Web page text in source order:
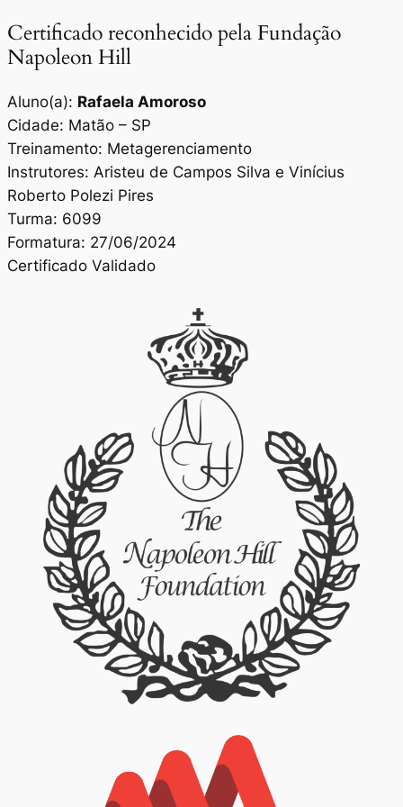
Certificado reconhecido pela Fundação
Napoleon Hill
Aluno(a): Rafaela Amoroso
Cidade: Matão – SP
Treinamento: Metagerenciamento
Instrutores: Aristeu de Campos Silva e Vinícius
Roberto Polezi Pires
Turma: 6099
Formatura: 27/06/2024
Certificado Validado